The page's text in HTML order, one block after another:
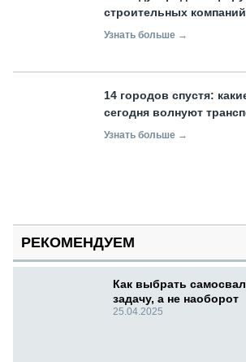
строительных компаний
Узнать больше →
14 городов спустя:
сегодня волнуют
Узнать больше →
РЕКОМЕНДУЕМ
Как выбрать
задачу, а не наоборот
25.04.2025